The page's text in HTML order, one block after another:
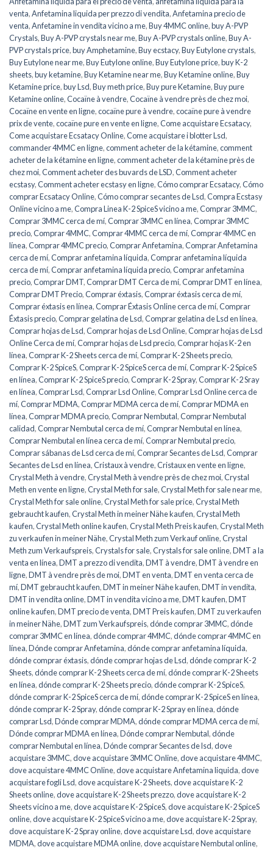
venta,Anfetamina liquida per prezzo di vendita,Anfetamina precio de
venta,Anfetamine in vendita vicino a me,Buy 4MMC online,buy A-PVP
Crystals,Buy A-PVP crystals near me,Buy A-PVP crystals online,Buy A-
PVP crystals price,buy Amphetamine,Buy ecstacy,Buy Eutylone crystals,
Buy Eutylone near me,Buy Eutylone online,Buy Eutylone price,buy K-2
sheets,buy ketamine,Buy Ketamine near me,Buy Ketamine online,Buy
Ketamine price,buy Lsd,Buy meth price,Buy pure Ketamine,Buy pure
Ketamine online,Cocaïne à vendre,Cocaïne à vendre près de chez moi,
Cocaïne en vente en ligne,cocaïne pure à vendre,cocaïne pure à vendre
prix de vente,cocaïne pure en vente en ligne,Come acquistare Ecsatacy,
Come acquistare Ecsatacy Online,Come acquistare i blotter Lsd,
commander 4MMC en ligne,comment acheter de la kétamine,comment
acheter de la kétamine en ligne,comment acheter de la kétamine près de
chez moi,Comment acheter des buvards de LSD,Comment acheter
ecstasy,Comment acheter ecstasy en ligne,Cómo comprar Ecsatacy,Cómo
comprar Ecsatacy Online,Cómo comprar secantes de Lsd,Compra Ecstasy
Online vicino a me,Compra Linea K-2 SpiceS vicino a me,Comprar 3MMC,
Comprar 3MMC cerca de mí,Comprar 3MMC en línea,Comprar 3MMC
precio,Comprar 4MMC,Comprar 4MMC cerca de mí,Comprar 4MMC en
línea,Comprar 4MMC precio,Comprar Anfetamina,Comprar Anfetamina
cerca de mí,Comprar anfetamina líquida,Comprar anfetamina líquida
cerca de mí,Comprar anfetamina líquida precio,Comprar anfetamina
precio,Comprar DMT,Comprar DMT Cerca de mí,Comprar DMT en línea,
Comprar DMT Precio,Comprar éxtasis,Comprar éxtasis cerca de mí,
Comprar éxtasis en línea,Comprar Éxtasis Online cerca de mí,Comprar
Éxtasis precio,Comprar gelatina de Lsd,Comprar gelatina de Lsd en línea,
Comprar hojas de Lsd,Comprar hojas de Lsd Online,Comprar hojas de Lsd
Online Cerca de mí,Comprar hojas de Lsd precio,Comprar hojas K-2 en
línea,Comprar K-2 Sheets cerca de mí,Comprar K-2 Sheets precio,
Comprar K-2 SpiceS,Comprar K-2 SpiceS cerca de mí,Comprar K-2 SpiceS
en línea,Comprar K-2 SpiceS precio,Comprar K-2 Spray,Comprar K-2 Sray
en línea,Comprar Lsd,Comprar Lsd Online,Comprar Lsd Online cerca de
mí,Comprar MDMA,Comprar MDMA cerca de mí,Comprar MDMA en
línea,Comprar MDMA precio,Comprar Nembutal,Comprar Nembutal
calidad,Comprar Nembutal cerca de mí,Comprar Nembutal en línea,
Comprar Nembutal en línea cerca de mí,Comprar Nembutal precio,
Comprar sábanas de Lsd cerca de mí,Comprar Secantes de Lsd,Comprar
Secantes de Lsd en línea,Cristaux à vendre,Cristaux en vente en ligne,
Crystal Meth à vendre,Crystal Meth à vendre près de chez moi,Crystal
Meth en vente en ligne,Crystal Meth for sale,Crystal Meth for sale near me,
Crystal Meth for sale online,Crystal Meth for sale price,Crystal Meth
gebraucht kaufen,Crystal Meth in meiner Nähe kaufen,Crystal Meth
kaufen,Crystal Meth online kaufen,Crystal Meth Preis kaufen,Crystal Meth
zu verkaufen in meiner Nähe,Crystal Meth zum Verkauf online,Crystal
Meth zum Verkaufspreis,Crystals for sale,Crystals for sale online,DMT a la
venta en línea,DMT a prezzo di vendita,DMT à vendre,DMT à vendre en
ligne,DMT à vendre près de moi,DMT en venta,DMT en venta cerca de
mí,DMT gebraucht kaufen,DMT in meiner Nähe kaufen,DMT in vendita,
DMT in vendita online,DMT in vendita vicino a me,DMT kaufen,DMT
online kaufen,DMT precio de venta,DMT Preis kaufen,DMT zu verkaufen
in meiner Nähe,DMT zum Verkaufspreis,dónde comprar 3MMC,dónde
comprar 3MMC en línea,dónde comprar 4MMC,dónde comprar 4MMC en
línea,Dónde comprar Anfetamina,dónde comprar anfetamina líquida,
dónde comprar éxtasis,dónde comprar hojas de Lsd,dónde comprar K-2
Sheets,dónde comprar K-2 Sheets cerca de mí,dónde comprar K-2 Sheets
en línea,dónde comprar K-2 Sheets precio,dónde comprar K-2 SpiceS,
dónde comprar K-2 SpiceS cerca de mí,dónde comprar K-2 SpiceS en línea,
dónde comprar K-2 Spray,dónde comprar K-2 Spray en línea,dónde
comprar Lsd,Dónde comprar MDMA,dónde comprar MDMA cerca de mí,
Dónde comprar MDMA en línea,Dónde comprar Nembutal,dónde
comprar Nembutal en línea,Dónde comprar Secantes de lsd,dove
acquistare 3MMC,dove acquistare 3MMC Online,dove acquistare 4MMC,
dove acquistare 4MMC Online,dove acquistare Anfetamina liquida,dove
acquistare fogli Lsd,dove acquistare K-2 Sheets,dove acquistare K-2
Sheets online,dove acquistare K-2 Sheets prezzo,dove acquistare K-2
Sheets vicino a me,dove acquistare K-2 SpiceS,dove acquistare K-2 SpiceS
online,dove acquistare K-2 SpiceS vicino a me,dove acquistare K-2 Spray,
dove acquistare K-2 Spray online,dove acquistare Lsd,dove acquistare
MDMA,dove acquistare MDMA online,dove acquistare Nembutal online,